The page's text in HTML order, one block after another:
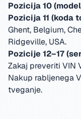
Pozicija 10
Pozicija 11 (koda
Ghent, Belgium,
Ridgeville, USA.
Pozicije 12–17
Zakaj preveriti VIN
Nakup rabljenega
tveganje.